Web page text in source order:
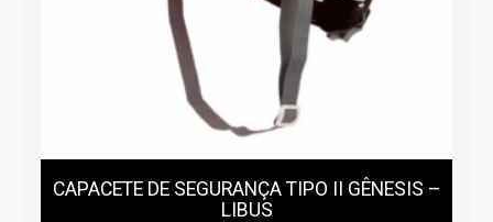
CAPACETE DE SEGURANÇA TIPO II GÊNESIS –
LIBUS